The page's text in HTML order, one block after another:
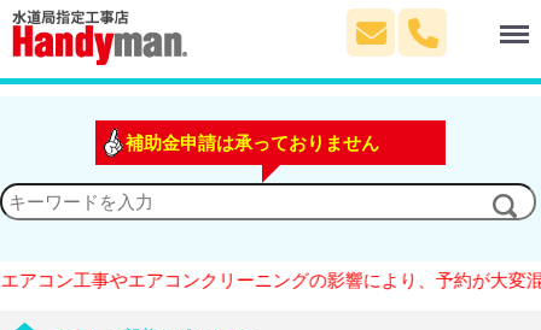
補助金申請は承っておりません
工事やエアコンクリーニングの影響により、予約が大変混雑し